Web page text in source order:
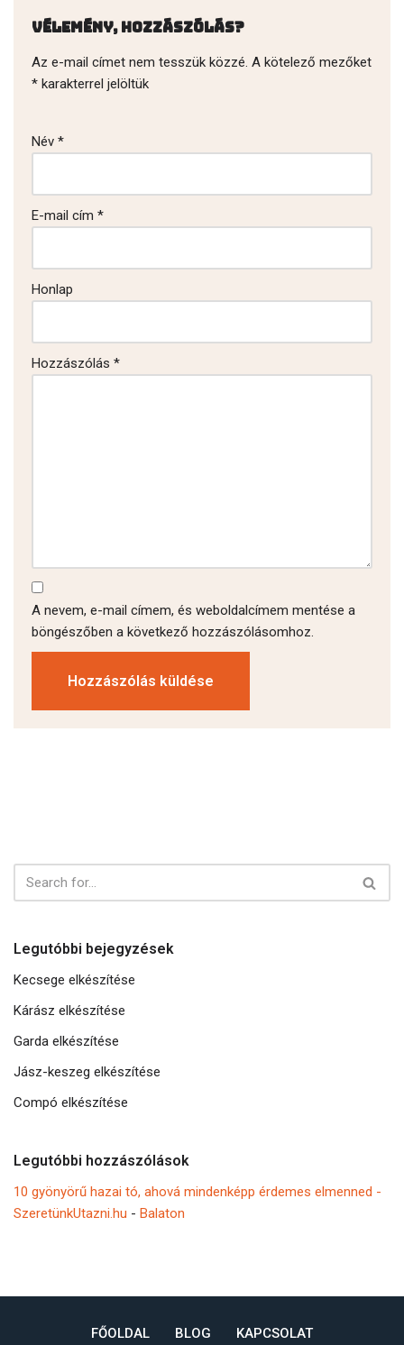
Vélemény, hozzászólás?
Az e-mail címet nem tesszük közzé. A kötelező mezőket
* karakterrel jelöltük
Név *
E-mail cím *
Honlap
Hozzászólás *
A nevem, e-mail címem, és weboldalcímem mentése a
böngészőben a következő hozzászólásomhoz.
Legutóbbi bejegyzések
Kecsege elkészítése
Kárász elkészítése
Garda elkészítése
Jász-keszeg elkészítése
Compó elkészítése
Legutóbbi hozzászólások
10 gyönyörű hazai tó, ahová mindenképp érdemes elmenned -
SzeretünkUtazni.hu - Balaton
FŐOLDAL BLOG KAPCSOLAT